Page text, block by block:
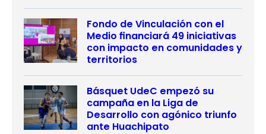
Fondo de Vinculación con el
Medio financiará 49 iniciativas
con impacto en comunidades y
territorios
Básquet UdeC empezó su
campaña en la Liga de
Desarrollo con agónico triunfo
ante Huachipato